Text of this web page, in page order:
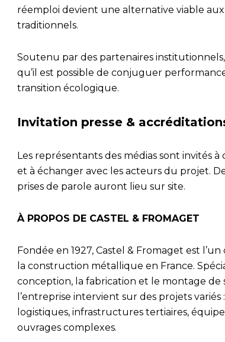
réemploi devient une alternative viable
traditionnels.
Soutenu par des partenaires
qu’il est possible de conjuguer
transition écologique.
Invitation presse &
Les représentants des médias sont invités
et à échanger avec les acteurs du projet.
prises de parole auront lieu sur site.
À PROPOS DE CASTEL & FROMAGET
Fondée en 1927, Castel & Fromaget est
la construction métallique en France.
conception, la fabrication et le montage de
l’entreprise intervient sur des projets
logistiques, infrastructures tertiaires,
ouvrages complexes.